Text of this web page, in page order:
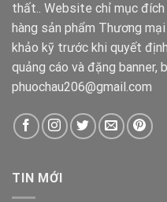
thất.. Website chỉ mục đích
hàng sản phẩm Thương
khảo kỹ trước khi quyết
quảng cáo và đặng
phuochau206@gmail.com
TIN MỚI